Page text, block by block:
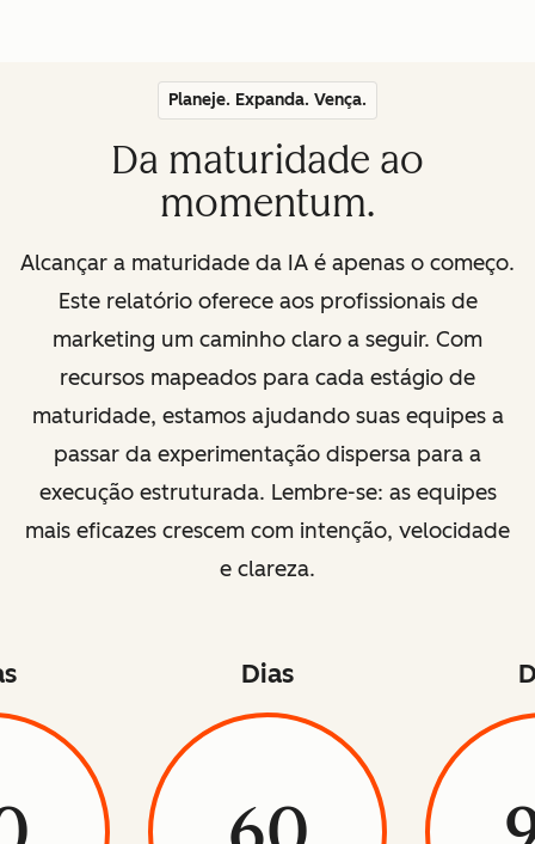
Planeje. Expanda. Vença.
Da maturidade ao
momentum.
Alcançar a maturidade da IA é apenas o começo.
Este relatório oferece aos profissionais de
marketing um caminho claro a seguir. Com
recursos mapeados para cada estágio de
maturidade, estamos ajudando suas equipes a
passar da experimentação dispersa para a
execução estruturada. Lembre-se: as equipes
mais eficazes crescem com intenção, velocidade
e clareza.
Dias